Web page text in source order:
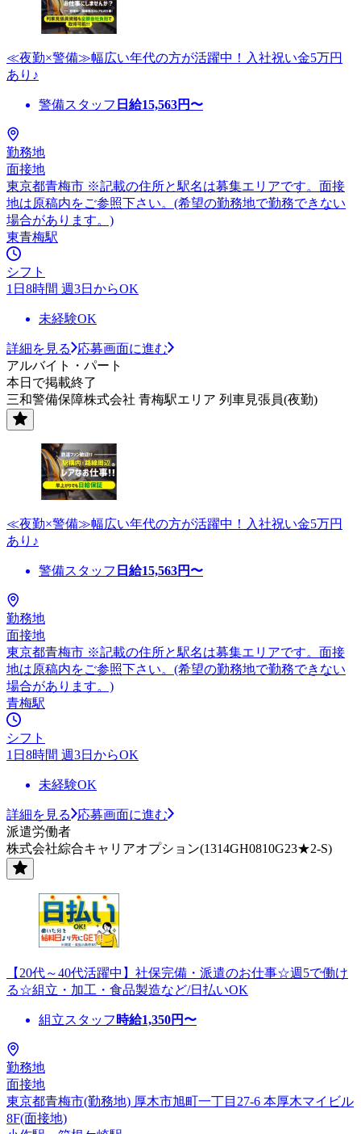
≪夜勤×警備≫幅広い年代の方が活躍中！入社祝い金5万円
あり♪
警備スタッフ 日給15,563円〜
勤務地
面接地
東京都青梅市 ※記載の住所と駅名は募集エリアです。面接
地は原稿内をご参照下さい。(希望の勤務地で勤務できない
場合があります。)
東青梅駅
シフト
1日8時間 週3日からOK
未経験OK
詳細を見る
応募画面に進む
アルバイト・パート
本日で掲載終了
三和警備保障株式会社 青梅駅エリア 列車見張員(夜勤)
≪夜勤×警備≫幅広い年代の方が活躍中！入社祝い金5万円
あり♪
警備スタッフ 日給15,563円〜
勤務地
面接地
東京都青梅市 ※記載の住所と駅名は募集エリアです。面接
地は原稿内をご参照下さい。(希望の勤務地で勤務できない
場合があります。)
青梅駅
シフト
1日8時間 週3日からOK
未経験OK
詳細を見る
応募画面に進む
派遣労働者
株式会社綜合キャリアオプション(1314GH0810G23★2-S)
【20代～40代活躍中】社保完備・派遣のお仕事☆週5で働け
る☆組立・加工・食品製造など/日払いOK
組立スタッフ 時給1,350円〜
勤務地
面接地
東京都青梅市(勤務地) 厚木市旭町一丁目27-6 本厚木マイビル
8F(面接地)